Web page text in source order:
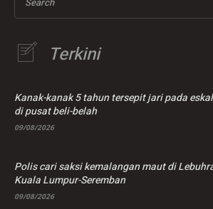
Terkini
Kanak-kanak 5 tahun tersepit jari pada
di pusat beli-belah
09/08/2026
Polis cari saksi kemalangan maut di
Kuala Lumpur-Seremban
09/08/2026